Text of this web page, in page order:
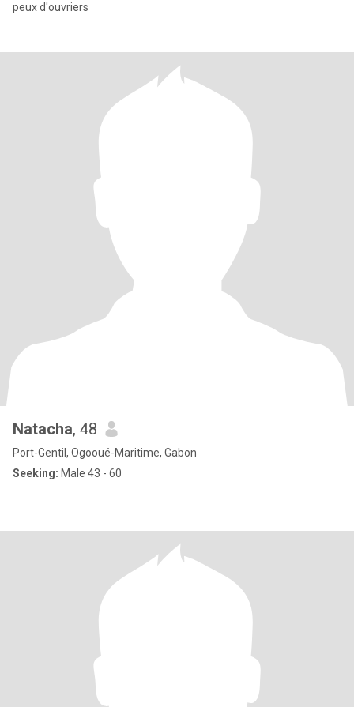
peux d'ouvriers
Natacha, 48
Port-Gentil, Ogooué-Maritime, Gabon
Seeking: Male 43 - 60